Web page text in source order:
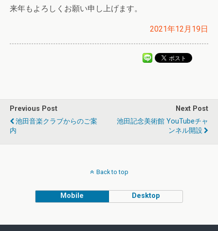
来年もよろしくお願い申し上げます。
2021年12月19日
Previous Post
池田音楽クラブからのご案
内
Next Post
池田記念美術館 YouTubeチャ
ンネル開設
Back to top
Mobile Desktop